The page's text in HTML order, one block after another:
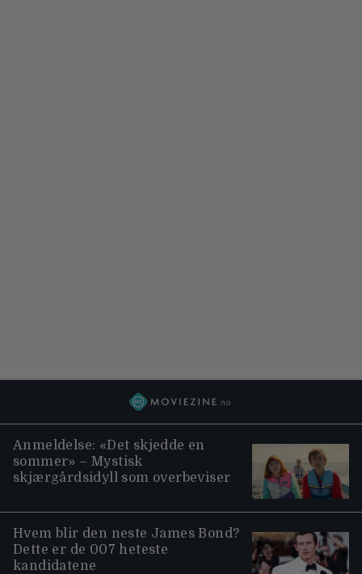
Anmeldelse: «Det skjedde en
sommer» – Mystisk
skjærgårdsidyll som overbeviser
Hvem blir den neste James Bond?
Dette er de 007 heteste
kandidatene